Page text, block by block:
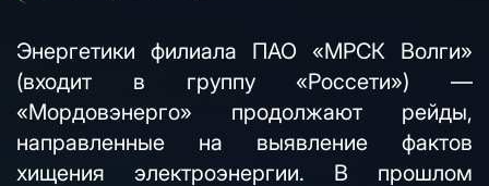
Энергетики филиала ПАО «МРСК Волги»
(входит в группу «Россети») —
«Мордовэнерго» продолжают рейды,
направленные на выявление фактов
хищения электроэнергии. В прошлом